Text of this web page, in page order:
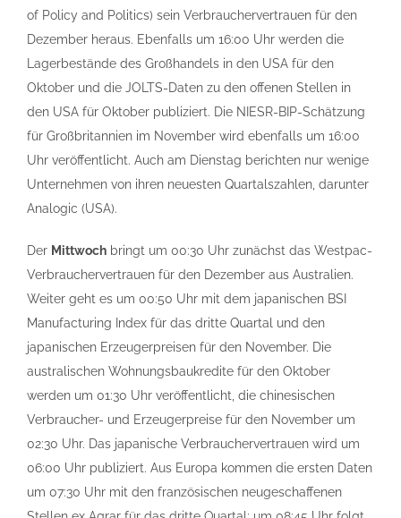
of Policy and Politics) sein Verbrauchervertrauen für den
Dezember heraus. Ebenfalls um 16:00 Uhr werden die
Lagerbestände des Großhandels in den USA für den
Oktober und die JOLTS-Daten zu den offenen Stellen in
den USA für Oktober publiziert. Die NIESR-BIP-Schätzung
für Großbritannien im November wird ebenfalls um 16:00
Uhr veröffentlicht. Auch am Dienstag berichten nur wenige
Unternehmen von ihren neuesten Quartalszahlen, darunter
Analogic (USA).
Der Mittwoch bringt um 00:30 Uhr zunächst das Westpac-
Verbrauchervertrauen für den Dezember aus Australien.
Weiter geht es um 00:50 Uhr mit dem japanischen BSI
Manufacturing Index für das dritte Quartal und den
japanischen Erzeugerpreisen für den November. Die
australischen Wohnungsbaukredite für den Oktober
werden um 01:30 Uhr veröffentlicht, die chinesischen
Verbraucher- und Erzeugerpreise für den November um
02:30 Uhr. Das japanische Verbrauchervertrauen wird um
06:00 Uhr publiziert. Aus Europa kommen die ersten Daten
um 07:30 Uhr mit den französischen neugeschaffenen